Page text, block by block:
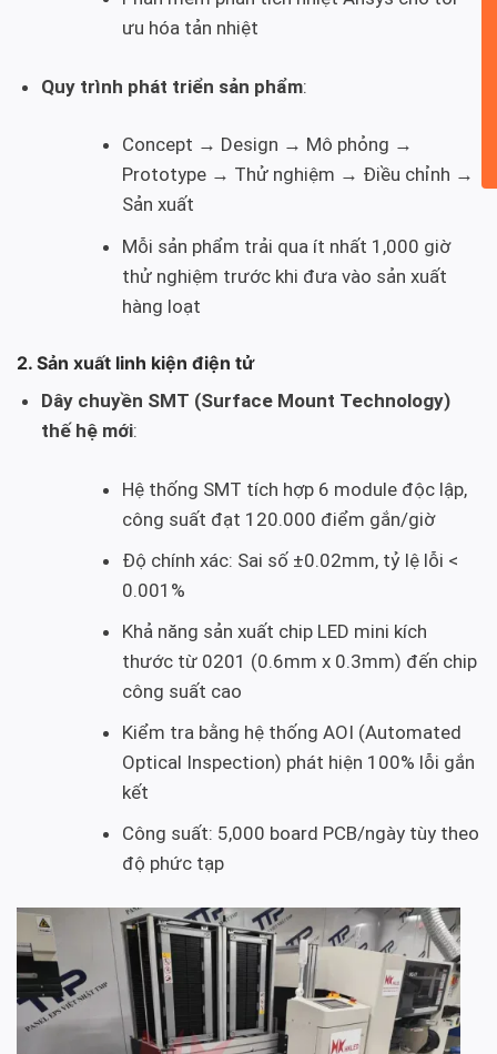
ưu hóa tản nhiệt
Quy trình phát triển sản phẩm:
Concept → Design → Mô phỏng →
Prototype → Thử nghiệm → Điều chỉnh →
Sản xuất
Mỗi sản phẩm trải qua ít nhất 1,000 giờ
thử nghiệm trước khi đưa vào sản xuất
hàng loạt
2. Sản xuất linh kiện điện tử
Dây chuyền SMT (Surface Mount Technology)
thế hệ mới:
Hệ thống SMT tích hợp 6 module độc lập,
công suất đạt 120.000 điểm gắn/giờ
Độ chính xác: Sai số ±0.02mm, tỷ lệ lỗi <
0.001%
Khả năng sản xuất chip LED mini kích
thước từ 0201 (0.6mm x 0.3mm) đến chip
công suất cao
Kiểm tra bằng hệ thống AOI (Automated
Optical Inspection) phát hiện 100% lỗi gắn
kết
Công suất: 5,000 board PCB/ngày tùy theo
độ phức tạp